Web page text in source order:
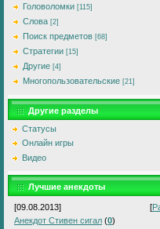
Головоломки [115]
Слова [2]
Поиск предметов [68]
Стратегии [15]
Другие [4]
Многопользовательские [21]
Другие разделы
Статусы
Онлайн игры
Видео
Лучшие анекдоты
[09.08.2013] [
Анекдот Стивен сигал (0)